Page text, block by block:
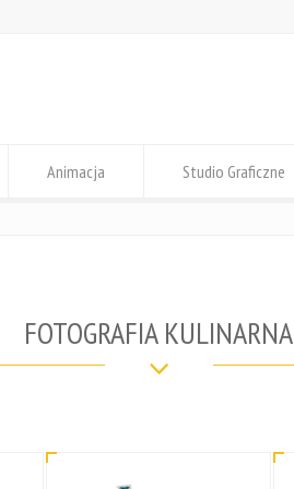
Animacja Studio Graficzne
FOTOGRAFIA KULINARNA